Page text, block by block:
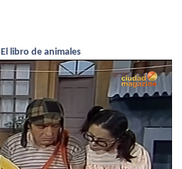
El libro de animales